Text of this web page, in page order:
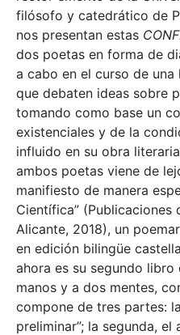
filósofo y catedrático de
nos presentan estas
dos poetas en forma de
a cabo en el curso de
que debaten ideas sobre
tomando como base un
existenciales y de la
influido en su obra
ambos poetas viene de
manifiesto de manera
Científica” (Publicaciones
Alicante, 2018), un
en edición bilingüe
ahora es su segundo
manos y a dos mentes,
compone de tres partes:
preliminar”; la segunda,